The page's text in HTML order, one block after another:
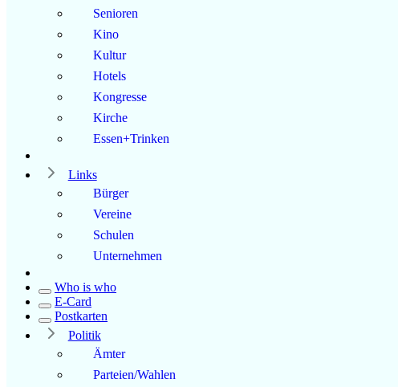
Senioren
Kino
Kultur
Hotels
Kongresse
Kirche
Essen+Trinken
Links
Bürger
Vereine
Schulen
Unternehmen
Who is who
E-Card
Postkarten
Politik
Ämter
Parteien/Wahlen